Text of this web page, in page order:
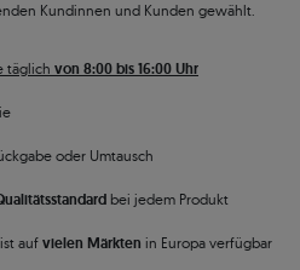
Kundinnen und Kunden gewählt.
täglich von 8:00 bis 16:00 Uhr
oder Umtausch
bei jedem Produkt
aufvielen Märkten in Europa verfügbar